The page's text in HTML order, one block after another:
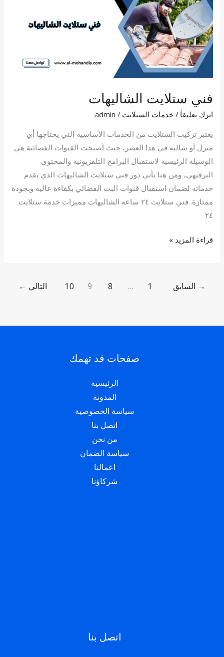
فني ستلايت الشاليهات
اترك تعليقاً /خدمات الستلايت /
admin
يعتبر تركيب الستلايت من الخدمات الأساسية التي يحتاجها أي
منزل أو شاليه في هذا العصر، حيث أصبحت القنوات الفضائية هي
الوسيلة الرئيسية لاستقبال البرامج التلفزيونية والمحتوى
الترفيهي، ومن هنا يأتي دور فني ستلايت الشاليهات الذي يقدم
خدماته لضمان استقبال قنوات البث الفضائي بكفاءة عالية وبجودة
ممتازة. فني ستلايت ٢٤ ساعه الشاليهات مميزات خدمة ستلايت
٢٤
الشاليهات
قراءة المزيد »
→ السابق 1
…
8
9
10 التالي ←
صفحات قد تهمك
الرئيسية
المدونة
سياسة الخصوصية
اتصل بنا
من نحن
سياسة الضمان
اعمالنا
شركاؤنا
اتصل بنا